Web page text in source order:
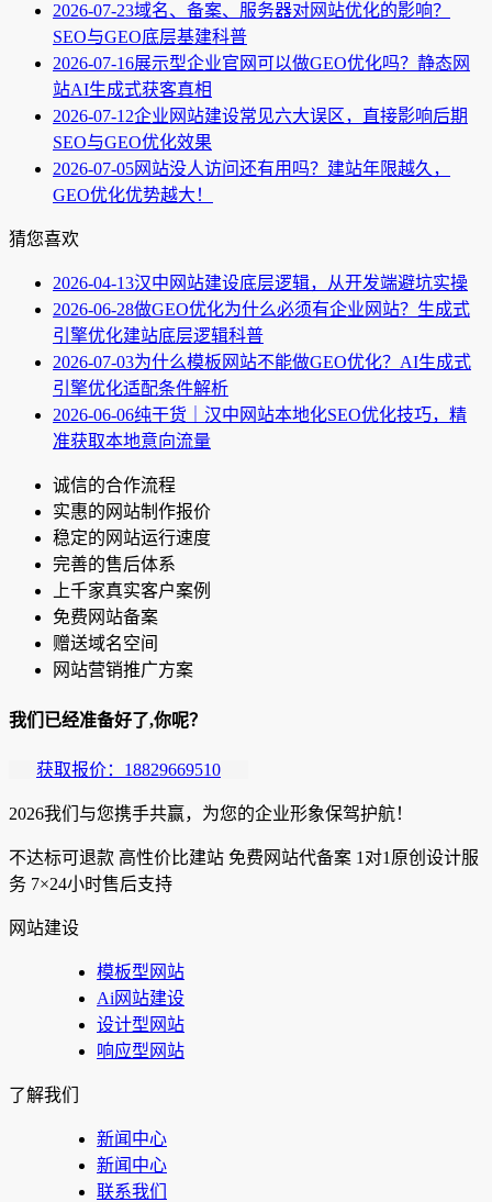
2026-07-23域名、备案、服务器对网站优化的影响？
SEO与GEO底层基建科普
2026-07-16展示型企业官网可以做GEO优化吗？静态网
站AI生成式获客真相
2026-07-12企业网站建设常见六大误区，直接影响后期
SEO与GEO优化效果
2026-07-05网站没人访问还有用吗？建站年限越久，
GEO优化优势越大！
猜您喜欢
2026-04-13汉中网站建设底层逻辑，从开发端避坑实操
2026-06-28做GEO优化为什么必须有企业网站？生成式
引擎优化建站底层逻辑科普
2026-07-03为什么模板网站不能做GEO优化？AI生成式
引擎优化适配条件解析
2026-06-06纯干货｜汉中网站本地化SEO优化技巧，精
准获取本地意向流量
诚信的合作流程
实惠的网站制作报价
稳定的网站运行速度
完善的售后体系
上千家真实客户案例
免费网站备案
赠送域名空间
网站营销推广方案
我们已经准备好了,你呢？
获取报价：18829669510
2026我们与您携手共赢，为您的企业形象保驾护航！
不达标可退款 高性价比建站 免费网站代备案 1对1原创设计服
务 7×24小时售后支持
网站建设
模板型网站
Ai网站建设
设计型网站
响应型网站
了解我们
新闻中心
新闻中心
联系我们